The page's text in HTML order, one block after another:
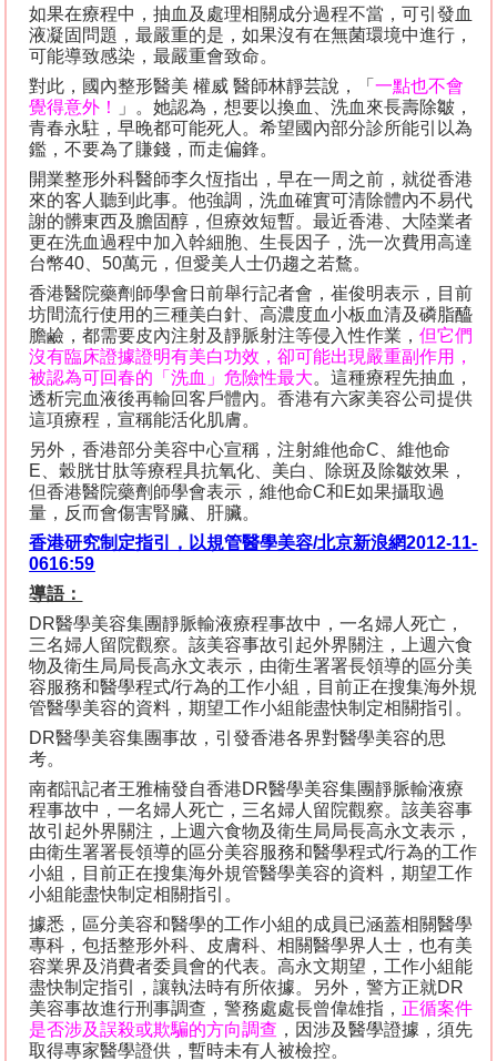
如果在療程中，抽血及處理相關成分過程不當，可引發血
液凝固問題，最嚴重的是，如果沒有在無菌環境中進行，
可能導致感染，最嚴重會致命。
對此，國內整形醫美 權威 醫師林靜芸說，「一點也不會
覺得意外！
」。她認為，想要以換血、洗血來長壽除皺，
青春永駐，早晚都可能死人。希望國內部分診所能引以為
鑑，不要為了賺錢，而走偏鋒。
開業整形外科醫師李久恆指出，早在一周之前，就從香港
來的客人聽到此事。他強調，洗血確實可清除體內不易代
謝的髒東西及膽固醇，但療效短暫。最近香港、大陸業者
更在洗血過程中加入幹細胞、生長因子，洗一次費用高達
台幣40 、50萬元，但愛美人士仍趨之若鶩。
香港醫院藥劑師學會日前舉行記者會，崔俊明表示，目前
坊間流行使用的三種美白針、高濃度血小板血清及磷脂醯
膽鹼，都需要皮內注射及靜脈射注等侵入性作業，但它們
沒有臨床證據證明有美白功效，卻可能出現嚴重副作用，
被認為可回春的「洗血」危險性最大。這種療程先抽血，
透析完血液後再輸回客戶體內。香港有六家美容公司提供
這項療程，宣稱能活化肌膚。
另外，香港部分美容中心宣稱，注射維他命C 、維他命
E 、穀胱甘肽等療程具抗氧化、美白、除斑及除皺效果，
但香港醫院藥劑師學會表示，維他命C和E如果攝取過
量，反而會傷害腎臟、肝臟。
香港研究制定指引，以規管醫學美容/北京新浪網2012-11-
0616:59
導語：
DR醫學美容集團靜脈輸液療程事故中，一名婦人死亡，
三名婦人留院觀察。該美容事故引起外界關注，上週六食
物及衛生局局長高永文表示，由衛生署署長領導的區分美
容服務和醫學程式/行為的工作小組，目前正在搜集海外規
管醫學美容的資料，期望工作小組能盡快制定相關指引。
DR醫學美容集團事故，引發香港各界對醫學美容的思
考。
南都訊記者王雅楠發自香港DR醫學美容集團靜脈輸液療
程事故中，一名婦人死亡，三名婦人留院觀察。該美容事
故引起外界關注，上週六食物及衛生局局長高永文表示，
由衛生署署長領導的區分美容服務和醫學程式/行為的工作
小組，目前正在搜集海外規管醫學美容的資料，期望工作
小組能盡快制定相關指引。
據悉，區分美容和醫學的工作小組的成員已涵蓋相關醫學
專科，包括整形外科、皮膚科、相關醫學界人士，也有美
容業界及消費者委員會的代表。高永文期望，工作小組能
盡快制定指引，讓執法時有所依據。另外，警方正就DR
美容事故進行刑事調查，警務處處長曾偉雄指， 正循案件
是否涉及誤殺或欺騙的方向調查 ，因涉及醫學證據，須先
取得專家醫學證供，暫時未有人被檢控。